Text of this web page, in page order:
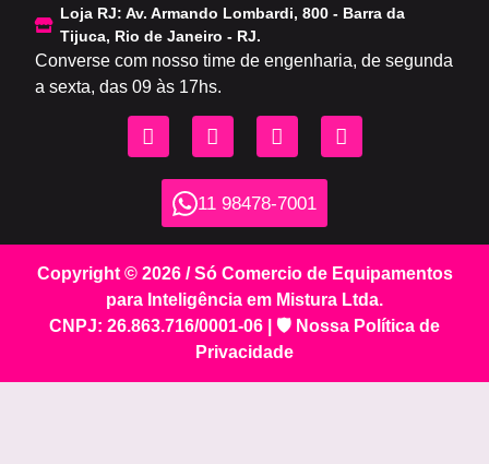
Loja RJ: Av. Armando Lombardi, 800 - Barra da
Tijuca, Rio de Janeiro - RJ.
Converse com nosso time de engenharia, de segunda
a sexta, das 09 às 17hs.
11 98478-7001
Copyright © 2026 / Só Comercio de Equipamentos
para Inteligência em Mistura Ltda.
CNPJ: 26.863.716/0001-06 | 🛡️ Nossa Política de
Privacidade